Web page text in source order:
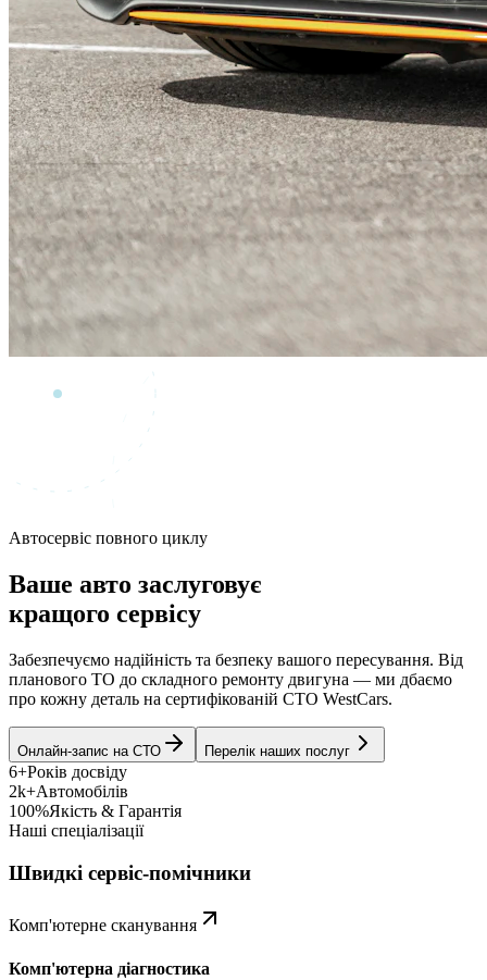
Автосервіс повного циклу
Ваше авто заслуговує
кращого сервісу
Забезпечуємо надійність та безпеку вашого пересування. Від
планового ТО до складного ремонту двигуна — ми дбаємо
про кожну деталь на сертифікованій СТО WestCars.
Онлайн-запис на СТО Перелік наших послуг
6+Років досвіду
2k+Автомобілів
100%Якість & Гарантія
Наші спеціалізації
Швидкі сервіс-помічники
Комп'ютерне сканування
Комп'ютерна діагностика